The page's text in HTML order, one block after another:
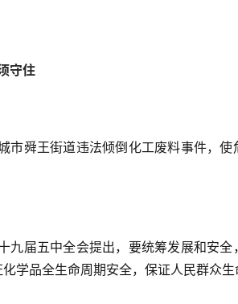
守住
市舜王街道违法倾倒化工废料事件，
九届五中全会提出，要统筹发展和安
学品全生命周期安全，保证人民群众